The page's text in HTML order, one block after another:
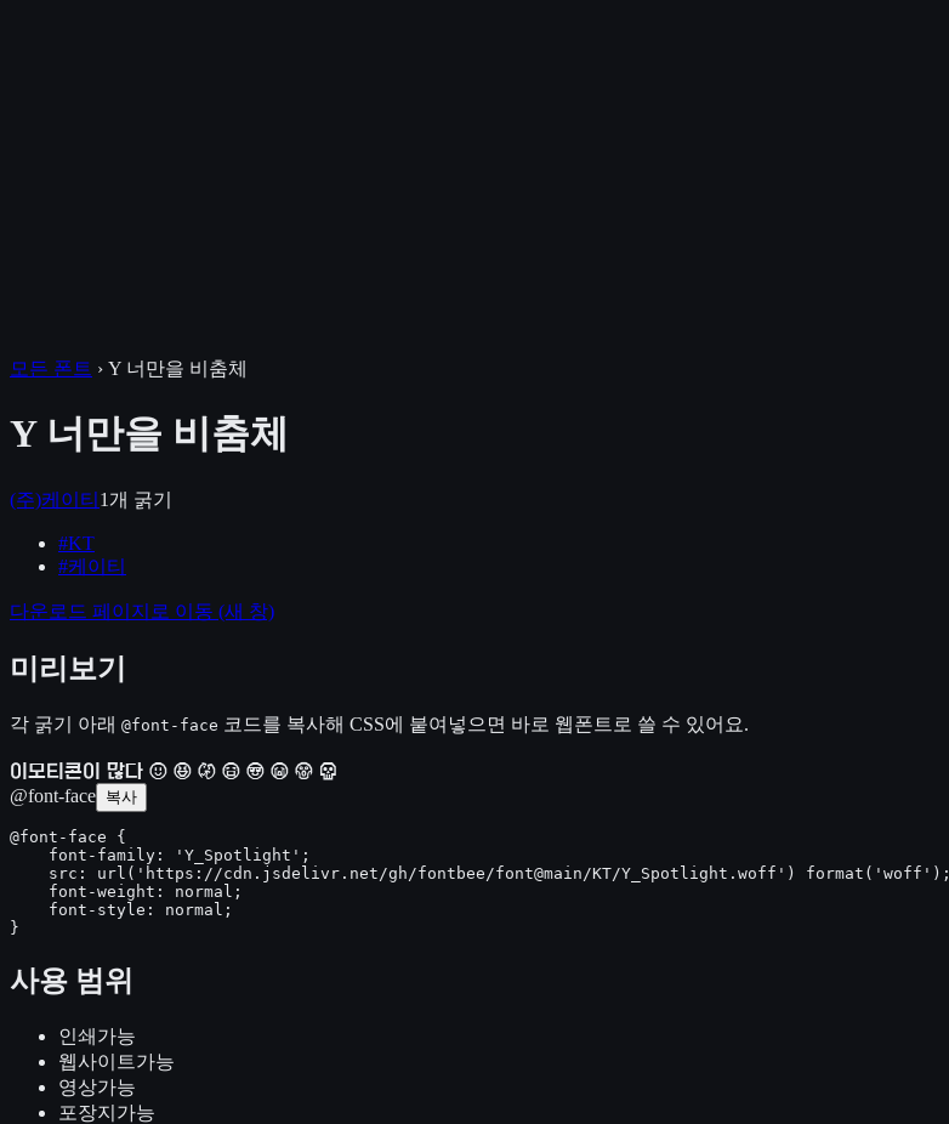
모든 폰트 › Y 너만을 비춤체
Y 너만을 비춤체
(주)케이티 1 개 굵기
#KT
#케이티
다운로드 페이지로 이동 (새 창)
미리보기
각 굵기 아래 @font-face 코드를 복사해 CSS에 붙여넣으면 바로 웹폰트로 쓸 수 있어요.
이모티콘이 많다 왂 왃 왅 왆 왇 왉 왊 왋
@font-face 복사
@font-face {
    font-family: 'Y_Spotlight';
    src: url('https://cdn.jsdelivr.net/gh/fontbee/font@main/KT/Y_Spotlight.woff') format('woff');
    font-weight: normal;
    font-style: normal;
}
사용 범위
인쇄 가능
웹사이트가능
영상가능
포장지 가능